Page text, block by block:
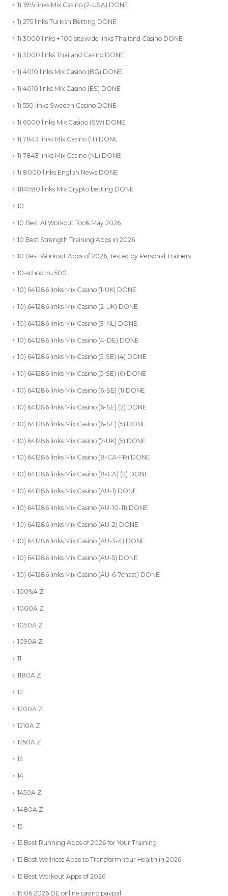
1) 1595 links Mix Casino (2-USA) DONE
1) 275 links Turkish Betting DONE
1) 3000 links + 100 sitewide links Thailand Casino DONE
1) 3000 links Thailand Casino DONE
1) 4010 links Mix Casino (BG) DONE
1) 4010 links Mix Casino (ES) DONE
1) 550 links Sweden Casino DONE
1) 6000 links Mix Casino (SW) DONE
1) 7843 links Mix Casino (IT) DONE
1) 7843 links Mix Casino (NL) DONE
1) 8000 links English News DONE
1)14980 links Mix Crypto betting DONE
10
10 Best AI Workout Tools May 2026
10 Best Strength Training Apps in 2026
10 Best Workout Apps of 2026, Tested by Personal Trainers
10-school.ru 500
10) 641286 links Mix Casino (1-UK) DONE
10) 641286 links Mix Casino (2-UK) DONE
10) 641286 links Mix Casino (3-NL) DONE
10) 641286 links Mix Casino (4-DE) DONE
10) 641286 links Mix Casino (5-SE) (4) DONE
10) 641286 links Mix Casino (5-SE) (6) DONE
10) 641286 links Mix Casino (6-SE) (1) DONE
10) 641286 links Mix Casino (6-SE) (2) DONE
10) 641286 links Mix Casino (6-SE) (5) DONE
10) 641286 links Mix Casino (7-UK) (5) DONE
10) 641286 links Mix Casino (8-CA-FR) DONE
10) 641286 links Mix Casino (8-CA) (2) DONE
10) 641286 links Mix Casino (AU-1) DONE
10) 641286 links Mix Casino (AU-10-11) DONE
10) 641286 links Mix Casino (AU-2) DONE
10) 641286 links Mix Casino (AU-3-4) DONE
10) 641286 links Mix Casino (AU-5) DONE
10) 641286 links Mix Casino (AU-6-7chast) DONE
100%A Z
1000A Z
1090A Z
1090A Z
11
1180A Z
12
1200A Z
1210A Z
1250A Z
13
14
1450A Z
1480A Z
15
15 Best Running Apps of 2026 for Your Training
15 Best Wellness Apps to Transform Your Health in 2026
15 Best Workout Apps of 2026
15.06.2026 DE online casino paypal